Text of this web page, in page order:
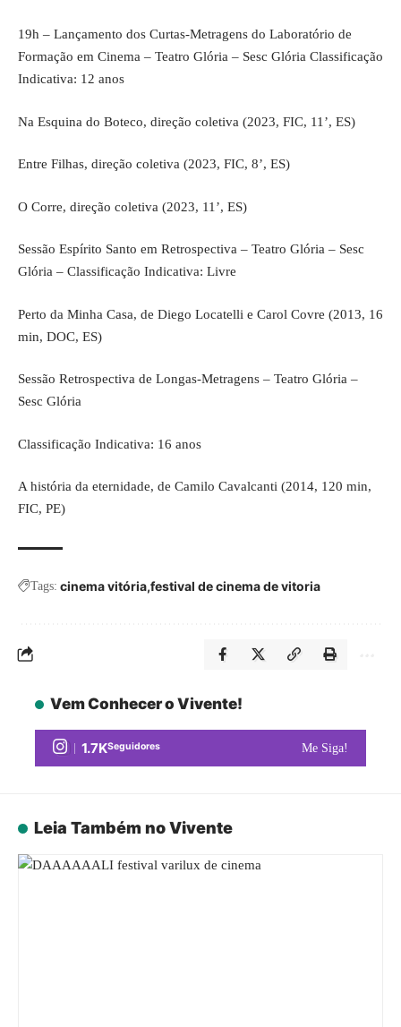
19h – Lançamento dos Curtas-Metragens do Laboratório de
Formação em Cinema – Teatro Glória – Sesc Glória Classificação
Indicativa: 12 anos
Na Esquina do Boteco, direção coletiva (2023, FIC, 11’, ES)
Entre Filhas, direção coletiva (2023, FIC, 8’, ES)
O Corre, direção coletiva (2023, 11’, ES)
Sessão Espírito Santo em Retrospectiva – Teatro Glória – Sesc
Glória – Classificação Indicativa: Livre
Perto da Minha Casa, de Diego Locatelli e Carol Covre (2013, 16
min, DOC, ES)
Sessão Retrospectiva de Longas-Metragens – Teatro Glória –
Sesc Glória
Classificação Indicativa: 16 anos
A história da eternidade, de Camilo Cavalcanti (2014, 120 min,
FIC, PE)
Tags: cinema vitória festival de cinema de vitoria
Vem Conhecer o Vivente!
1.7KSeguidores Me Siga!
Leia Também no Vivente